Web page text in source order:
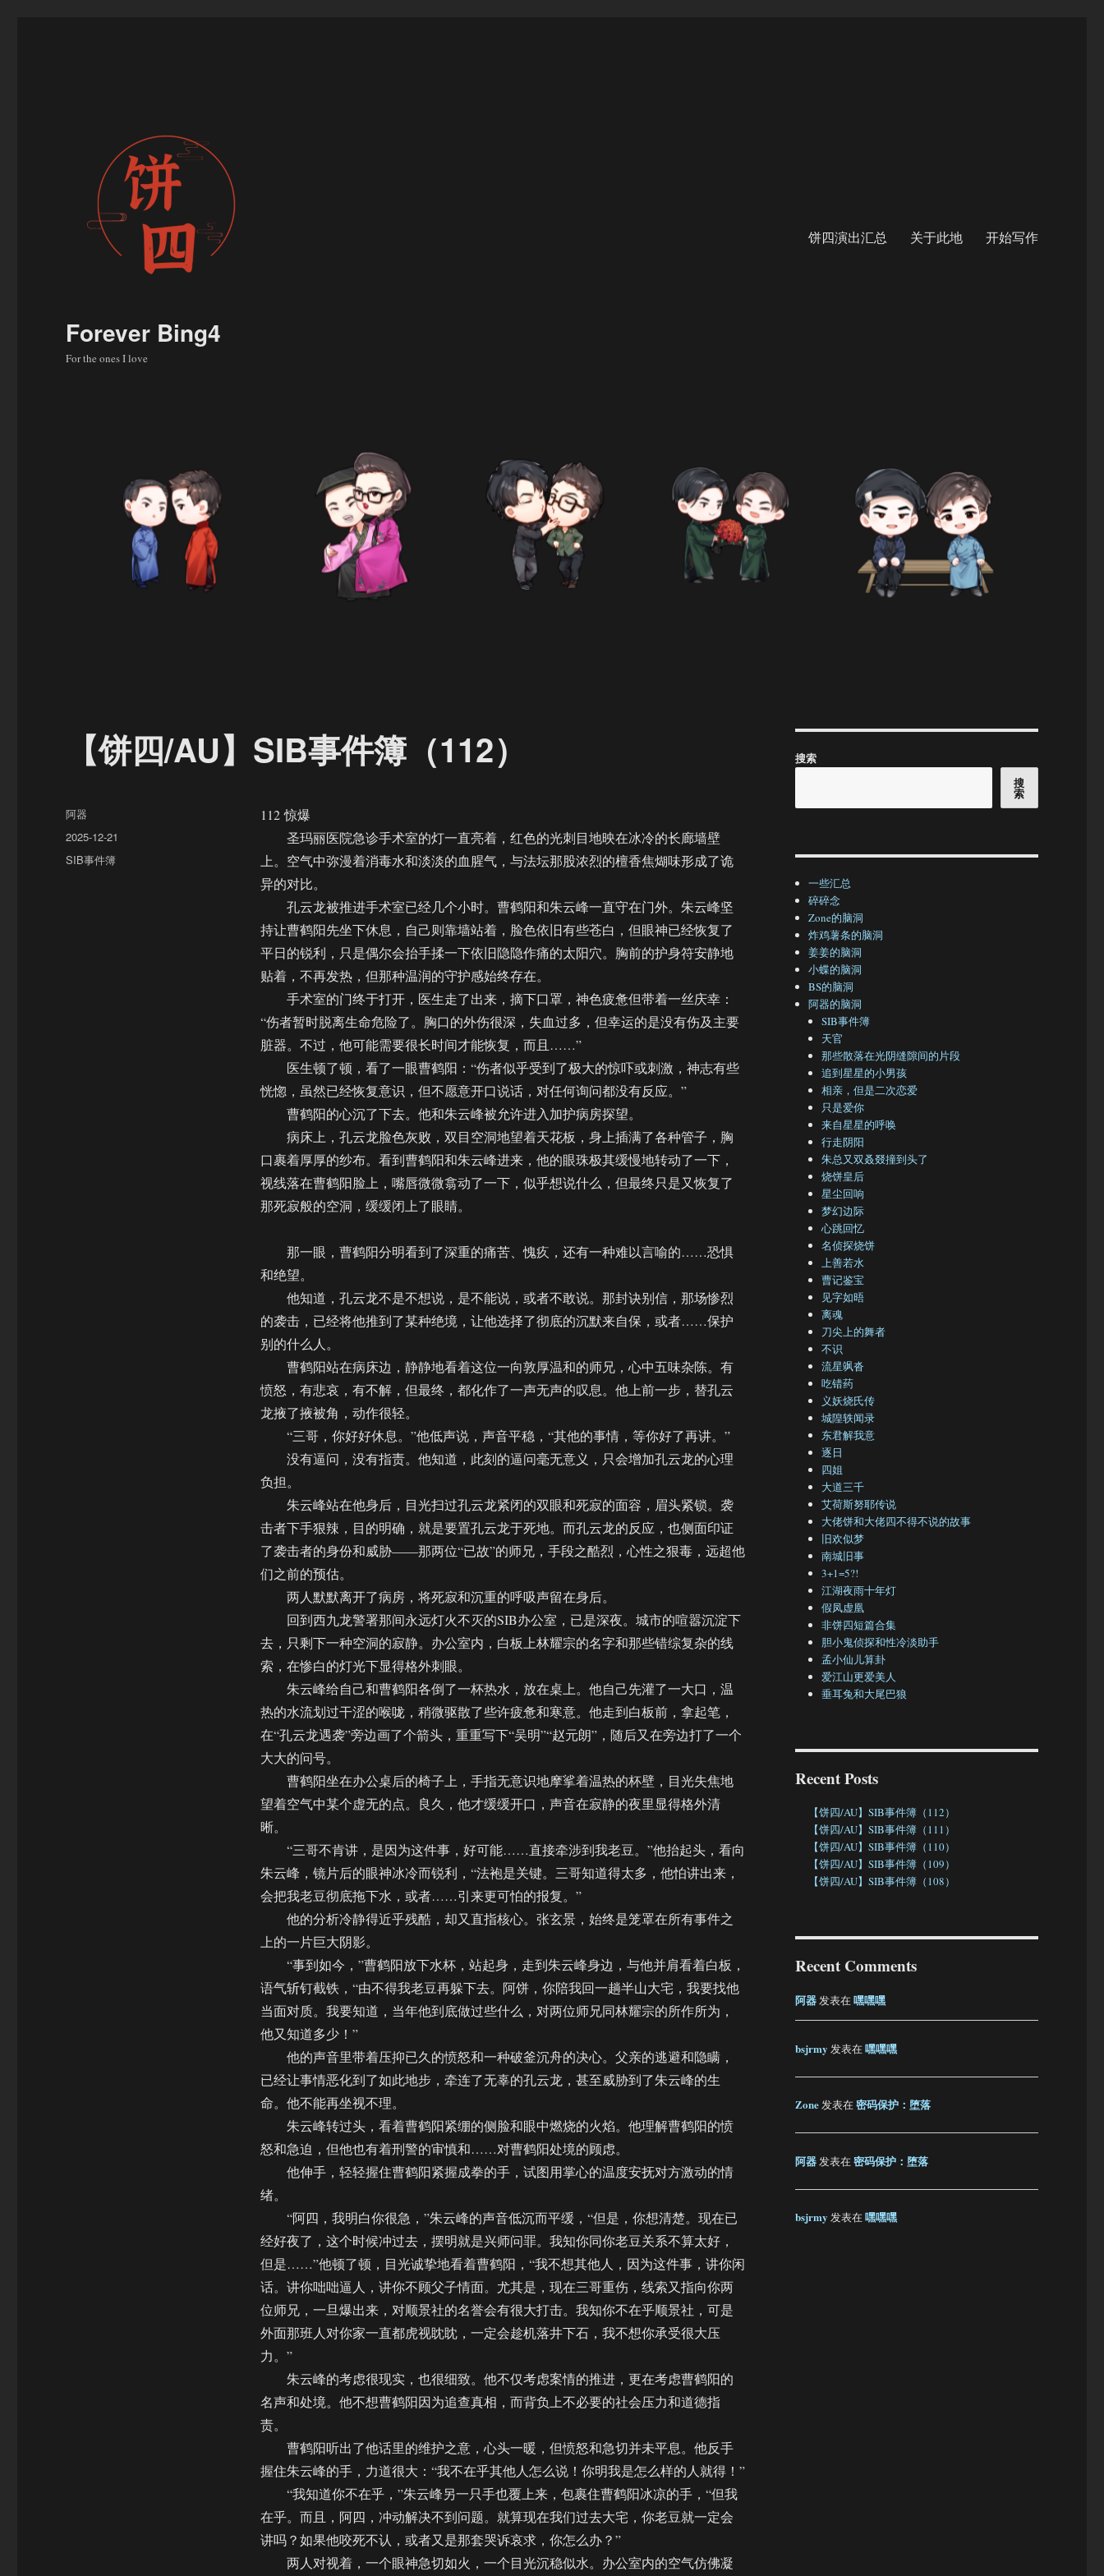
Forever Bing4
For the ones I love
饼四演出汇总 关于此地 开始写作
【饼四/AU】SIB事件簿（112）
112 惊爆
圣玛丽医院急诊手术室的灯一直亮着，红色的光刺目地映在冰冷的长廊墙壁
上。空气中弥漫着消毒水和淡淡的血腥气，与法坛那股浓烈的檀香焦煳味形成了诡
异的对比。
孔云龙被推进手术室已经几个小时。曹鹤阳和朱云峰一直守在门外。朱云峰坚
持让曹鹤阳先坐下休息，自己则靠墙站着，脸色依旧有些苍白，但眼神已经恢复了
平日的锐利，只是偶尔会抬手揉一下依旧隐隐作痛的太阳穴。胸前的护身符安静地
贴着，不再发热，但那种温润的守护感始终存在。
手术室的门终于打开，医生走了出来，摘下口罩，神色疲惫但带着一丝庆幸：
“伤者暂时脱离生命危险了。胸口的外伤很深，失血过多，但幸运的是没有伤及主要
脏器。不过，他可能需要很长时间才能恢复，而且……”
医生顿了顿，看了一眼曹鹤阳：“伤者似乎受到了极大的惊吓或刺激，神志有些
恍惚，虽然已经恢复意识，但不愿意开口说话，对任何询问都没有反应。”
曹鹤阳的心沉了下去。他和朱云峰被允许进入加护病房探望。
病床上，孔云龙脸色灰败，双目空洞地望着天花板，身上插满了各种管子，胸
口裹着厚厚的纱布。看到曹鹤阳和朱云峰进来，他的眼珠极其缓慢地转动了一下，
视线落在曹鹤阳脸上，嘴唇微微翕动了一下，似乎想说什么，但最终只是又恢复了
那死寂般的空洞，缓缓闭上了眼睛。
那一眼，曹鹤阳分明看到了深重的痛苦、愧疚，还有一种难以言喻的……恐惧
和绝望。
他知道，孔云龙不是不想说，是不能说，或者不敢说。那封诀别信，那场惨烈
的袭击，已经将他推到了某种绝境，让他选择了彻底的沉默来自保，或者……保护
别的什么人。
曹鹤阳站在病床边，静静地看着这位一向敦厚温和的师兄，心中五味杂陈。有
愤怒，有悲哀，有不解，但最终，都化作了一声无声的叹息。他上前一步，替孔云
龙掖了掖被角，动作很轻。
“三哥，你好好休息。”他低声说，声音平稳，“其他的事情，等你好了再讲。”
没有逼问，没有指责。他知道，此刻的逼问毫无意义，只会增加孔云龙的心理
负担。
朱云峰站在他身后，目光扫过孔云龙紧闭的双眼和死寂的面容，眉头紧锁。袭
击者下手狠辣，目的明确，就是要置孔云龙于死地。而孔云龙的反应，也侧面印证
了袭击者的身份和威胁——那两位“已故”的师兄，手段之酷烈，心性之狠毒，远超他
们之前的预估。
两人默默离开了病房，将死寂和沉重的呼吸声留在身后。
回到西九龙警署那间永远灯火不灭的SIB办公室，已是深夜。城市的喧嚣沉淀下
去，只剩下一种空洞的寂静。办公室内，白板上林耀宗的名字和那些错综复杂的线
索，在惨白的灯光下显得格外刺眼。
朱云峰给自己和曹鹤阳各倒了一杯热水，放在桌上。他自己先灌了一大口，温
热的水流划过干涩的喉咙，稍微驱散了些许疲惫和寒意。他走到白板前，拿起笔，
在“孔云龙遇袭”旁边画了个箭头，重重写下“吴明”“赵元朗”，随后又在旁边打了一个
大大的问号。
曹鹤阳坐在办公桌后的椅子上，手指无意识地摩挲着温热的杯壁，目光失焦地
望着空气中某个虚无的点。良久，他才缓缓开口，声音在寂静的夜里显得格外清
晰。
“三哥不肯讲，是因为这件事，好可能……直接牵涉到我老豆。”他抬起头，看向
朱云峰，镜片后的眼神冰冷而锐利，“法袍是关键。三哥知道得太多，他怕讲出来，
会把我老豆彻底拖下水，或者……引来更可怕的报复。”
他的分析冷静得近乎残酷，却又直指核心。张玄景，始终是笼罩在所有事件之
上的一片巨大阴影。
“事到如今，”曹鹤阳放下水杯，站起身，走到朱云峰身边，与他并肩看着白板，
语气斩钉截铁，“由不得我老豆再躲下去。阿饼，你陪我回一趟半山大宅，我要找他
当面对质。我要知道，当年他到底做过些什么，对两位师兄同林耀宗的所作所为，
他又知道多少！”
他的声音里带着压抑已久的愤怒和一种破釜沉舟的决心。父亲的逃避和隐瞒，
已经让事情恶化到了如此地步，牵连了无辜的孔云龙，甚至威胁到了朱云峰的生
命。他不能再坐视不理。
朱云峰转过头，看着曹鹤阳紧绷的侧脸和眼中燃烧的火焰。他理解曹鹤阳的愤
怒和急迫，但他也有着刑警的审慎和……对曹鹤阳处境的顾虑。
他伸手，轻轻握住曹鹤阳紧握成拳的手，试图用掌心的温度安抚对方激动的情
绪。
“阿四，我明白你很急，”朱云峰的声音低沉而平缓，“但是，你想清楚。现在已
经好夜了，这个时候冲过去，摆明就是兴师问罪。我知你同你老豆关系不算太好，
但是……”他顿了顿，目光诚挚地看着曹鹤阳，“我不想其他人，因为这件事，讲你闲
话。讲你咄咄逼人，讲你不顾父子情面。尤其是，现在三哥重伤，线索又指向你两
位师兄，一旦爆出来，对顺景社的名誉会有很大打击。我知你不在乎顺景社，可是
外面那班人对你家一直都虎视眈眈，一定会趁机落井下石，我不想你承受很大压
力。”
朱云峰的考虑很现实，也很细致。他不仅考虑案情的推进，更在考虑曹鹤阳的
名声和处境。他不想曹鹤阳因为追查真相，而背负上不必要的社会压力和道德指
责。
曹鹤阳听出了他话里的维护之意，心头一暖，但愤怒和急切并未平息。他反手
握住朱云峰的手，力道很大：“我不在乎其他人怎么说！你明我是怎么样的人就得！”
“我知道你不在乎，”朱云峰另一只手也覆上来，包裹住曹鹤阳冰凉的手，“但我
在乎。而且，阿四，冲动解决不到问题。就算现在我们过去大宅，你老豆就一定会
讲吗？如果他咬死不认，或者又是那套哭诉哀求，你怎么办？”
两人对视着，一个眼神急切如火，一个目光沉稳似水。办公室内的空气仿佛凝
作
者
阿器
发
布
2025-12-21
分
SIB事件簿
搜索
搜
索
一些汇总
碎碎念
Zone的脑洞
炸鸡薯条的脑洞
姜姜的脑洞
小蝶的脑洞
BS的脑洞
阿器的脑洞
SIB事件簿
天官
那些散落在光阴缝隙间的片段
追到星星的小男孩
相亲，但是二次恋爱
只是爱你
来自星星的呼唤
行走阴阳
朱总又双叒叕撞到头了
烧饼皇后
星尘回响
梦幻边际
心跳回忆
名侦探烧饼
上善若水
曹记鉴宝
见字如晤
离魂
刀尖上的舞者
不识
流星飒沓
吃错药
义妖烧氏传
城隍轶闻录
东君解我意
逐日
四姐
大道三千
艾荷斯努耶传说
大佬饼和大佬四不得不说的故事
旧欢似梦
南城旧事
3+1=5?!
江湖夜雨十年灯
假凤虚凰
非饼四短篇合集
胆小鬼侦探和性冷淡助手
孟小仙儿算卦
爱江山更爱美人
垂耳兔和大尾巴狼
Recent Posts
【饼四/AU】SIB事件簿（112）
【饼四/AU】SIB事件簿（111）
【饼四/AU】SIB事件簿（110）
【饼四/AU】SIB事件簿（109）
【饼四/AU】SIB事件簿（108）
Recent Comments
阿器发表在嘿嘿嘿
bsjrmy 发表在嘿嘿嘿
Zone发表在密码保护：堕落
阿器发表在密码保护：堕落
bsjrmy 发表在嘿嘿嘿